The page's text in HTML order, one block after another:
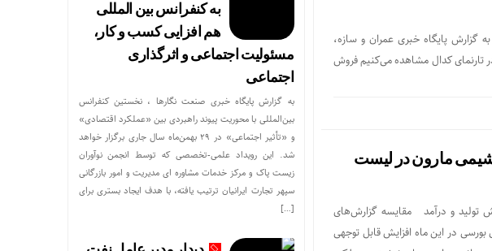
۶۲ درصد افزایش یافته است به گزارش پایگاه خبری عمران و سازه،
تارنمای کدال مشاهده می‌کنیم فروش
مارون در لیست
تولید و درآمد مقایسه گزارش‌های
در این ماه افزایش قابل توجهی
به کنفرانس بین المللی
هم افزایی کسب و کار،
مسئولیت اجتماعی و اثرگذاری
اجتماعی
به گزارش پایگاه خبری صنعت نگارها ، نخستین کنفرانس
بین‌المللی با محوریت پیوند راهبردی بین «عملکرد اقتصادی»
و «تأثیر اجتماعی» در ۲۹ بهمن‌ماه سال جاری برگزار خواهد
شد. این رویداد علمی-تخصصی که توسط انجمن نوآوران
زیست پاک و مرکز خدمات مشاوره ای مدیریت و امور بازرگانی
سپهر تجارت ایرانیان ترتیب یافته، با هدف ایجاد بستری برای
[…]